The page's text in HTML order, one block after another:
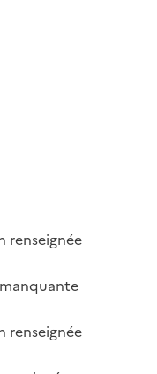
renseignée
renseignée